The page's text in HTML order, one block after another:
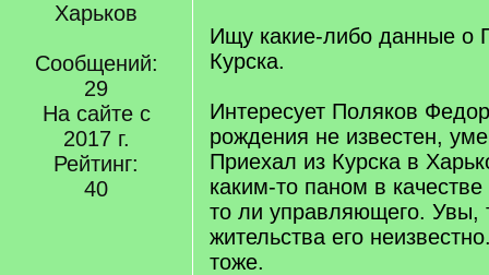
Харьков
Сообщений:
29
На сайте с
2017 г.
Рейтинг:
40
Ищу какие-либо данные о
Курска.
Интересует Поляков
рождения не известен,
Приехал из Курска в
каким-то паном в
то ли управляющего. Увы,
жительства его
тоже.